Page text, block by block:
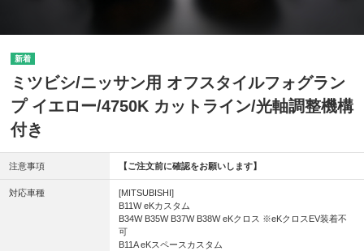
ミツビシ/ニッサン用 オフスタイルフォグラン
プ イエロー/4750K カットライン/光軸調整機構
付き
注意事項 【ご注文前に確認をお願いします】
対応車種
[MITSUBISHI]
B11W eKカスタム
B34W B35W B37W B38W eKクロス ※eKクロスEV装着不
可
B11A eKスペースカスタム